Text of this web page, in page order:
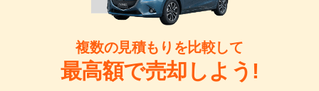
複数の見積もりを比較して
最高額で売却しよう!